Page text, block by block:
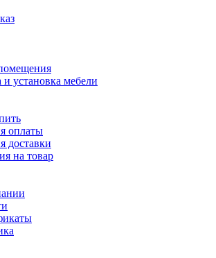
и установка мебели
оплаты
доставки
на товар